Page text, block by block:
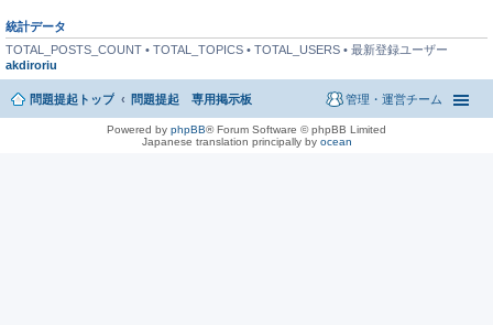
統計データ
TOTAL_POSTS_COUNT • TOTAL_TOPICS • TOTAL_USERS • 最新登録ユーザー
akdiroriu
問題提起トップ 問題提起 専用掲示板 管理・運営チーム
Powered by phpBB® Forum Software © phpBB Limited
Japanese translation principally by ocean